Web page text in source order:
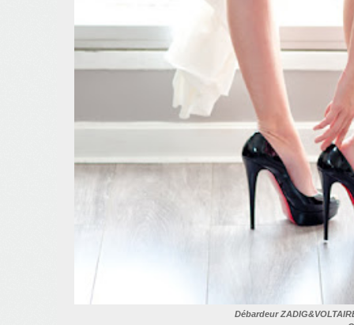
Débardeur